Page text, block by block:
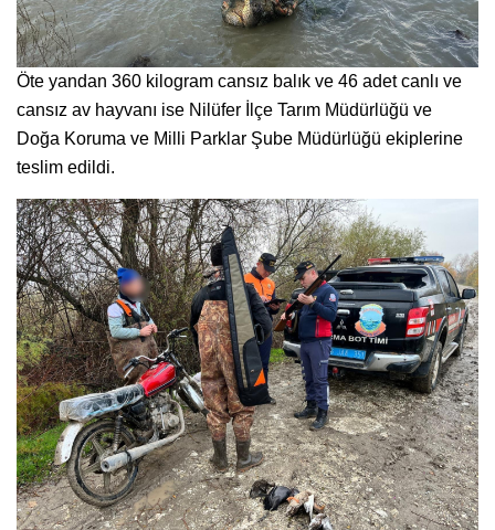
Öte yandan 360 kilogram cansız balık ve 46 adet canlı ve
cansız av hayvanı ise Nilüfer İlçe Tarım Müdürlüğü ve
Doğa Koruma ve Milli Parklar Şube Müdürlüğü ekiplerine
teslim edildi.